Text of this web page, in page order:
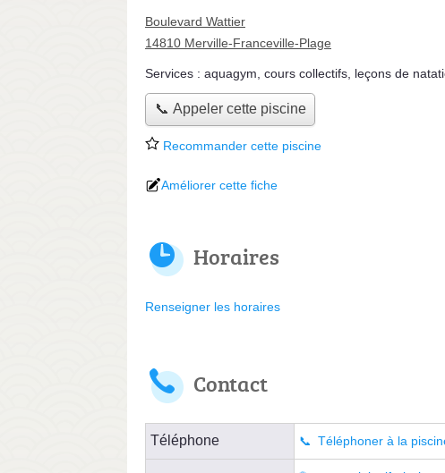
Boulevard Wattier
14810 Merville-Franceville-Plage
Services : aquagym cours collectifs leçons de
📞 Appeler cette piscine
Recommander cette piscine
Améliorer cette fiche
Horaires
Renseigner les horaires
Contact
Téléphone Téléphoner à la